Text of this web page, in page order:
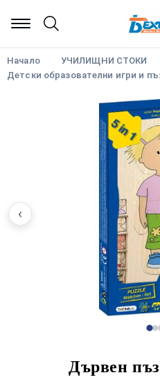
Начало
УЧИЛИЩНИ СТОКИ
Детски образователни игри и
Дървен
‹